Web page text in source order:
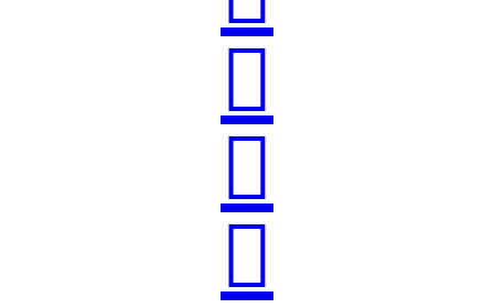


